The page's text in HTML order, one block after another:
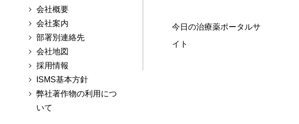
会社概要
会社案内
部署別連絡先
会社地図
採用情報
ISMS基本方針
弊社著作物の利用につ
いて
今日の治療薬ポータルサ
イト